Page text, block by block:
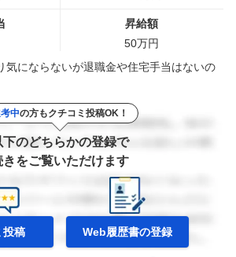
昇給額
50万円
気にならないが退職金や住宅手当はないの
中の方もクチコミ投稿OK！
下のどちらかの登録で
きをご覧いただけます
投稿 Web履歴書の登録